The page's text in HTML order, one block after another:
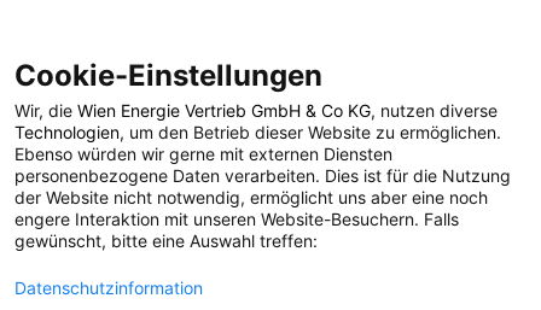
POSTS BY TAG
V2H
2 BEITRÄGE
Cookie-Einstellungen
Wir, die Wien Energie Vertrieb GmbH & Co KG, nutzen diverse
Technologien, um den Betrieb dieser Website zu ermöglichen.
Ebenso würden wir gerne mit externen Diensten
personenbezogene Daten verarbeiten. Dies ist für die Nutzung
der Website nicht notwendig, ermöglicht uns aber eine noch
engere Interaktion mit unseren Website-Besuchern. Falls
gewünscht, bitte eine Auswahl treffen:
Datenschutzinformation